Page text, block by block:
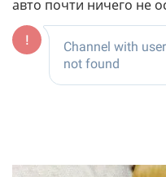
авто почти ничего не